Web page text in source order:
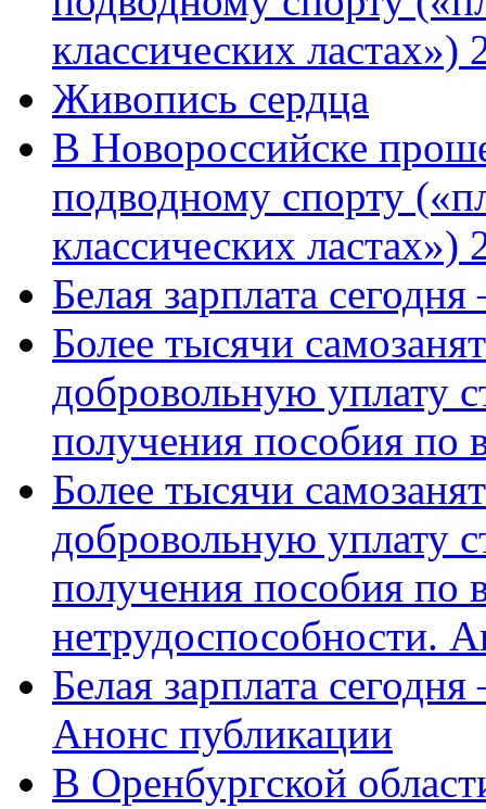
классических
Живопись сердца
В Новороссийске
подводному спорту
классических ластах»)
Белая зарплата
Более тысячи
добровольную уплату
получения пособия по
Более тысячи
добровольную уплату
получения пособия по
нетрудоспособности.
Белая зарплата
Анонс публикации
В Оренбургской